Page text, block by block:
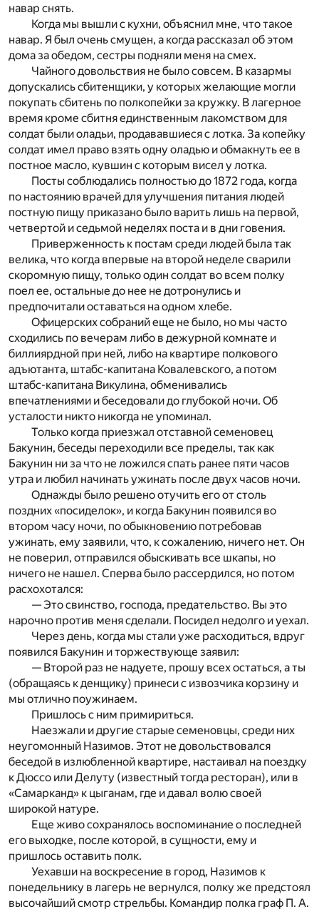
навар снять.
Когда мы вышли с кухни, объяснил мне, что такое
навар. Я был очень смущен, а когда рассказал об этом
дома за обедом, сестры подняли меня на смех.
Чайного довольствия не было совсем. В казармы
допускались сбитенщики, у которых желающие могли
покупать сбитень по полкопейки за кружку. В лагерное
время кроме сбитня единственным лакомством для
солдат были оладьи, продававшиеся с лотка. За копейку
солдат имел право взять одну оладью и обмакнуть ее в
постное масло, кувшин с которым висел у лотка.
Посты соблюдались полностью до 1872 года, когда
по настоянию врачей для улучшения питания людей
постную пищу приказано было варить лишь на первой,
четвертой и седьмой неделях поста и в дни говения.
Приверженность к постам среди людей была так
велика, что когда впервые на второй неделе сварили
скоромную пищу, только один солдат во всем полку
поел ее, остальные до нее не дотронулись и
предпочитали оставаться на одном хлебе.
Офицерских собраний еще не было, но мы часто
сходились по вечерам либо в дежурной комнате и
биллиярдной при ней, либо на квартире полкового
адъютанта, штабс-капитана Ковалевского, а потом
штабс-капитана Викулина, обменивались
впечатлениями и беседовали до глубокой ночи. Об
усталости никто никогда не упоминал.
Только когда приезжал отставной семеновец
Бакунин, беседы переходили все пределы, так как
Бакунин ни за что не ложился спать ранее пяти часов
утра и любил начинать ужинать после двух часов ночи.
Однажды было решено отучить его от столь
поздних «посиделок», и когда Бакунин появился во
втором часу ночи, по обыкновению потребовав
ужинать, ему заявили, что, к сожалению, ничего нет. Он
не поверил, отправился обыскивать все шкапы, но
ничего не нашел. Сперва было рассердился, но потом
расхохотался:
— Это свинство, господа, предательство. Вы это
нарочно против меня сделали. Посидел недолго и уехал.
Через день, когда мы стали уже расходиться, вдруг
появился Бакунин и торжествующе заявил:
— Второй раз не надуете, прошу всех остаться, а ты
(обращаясь к денщику) принеси с извозчика корзину и
мы отлично поужинаем.
Пришлось с ним примириться.
Наезжали и другие старые семеновцы, среди них
неугомонный Назимов. Этот не довольствовался
беседой в излюбленной квартире, настаивал на поездку
к Дюссо или Делуту (известный тогда ресторан), или в
«Самарканд» к цыганам, где и давал волю своей
широкой натуре.
Еще живо сохранялось воспоминание о последней
его выходке, после которой, в сущности, ему и
пришлось оставить полк.
Уехавши на воскресение в город, Назимов к
понедельнику в лагерь не вернулся, полку же предстоял
высочайший смотр стрельбы. Командир полка граф П. А.